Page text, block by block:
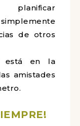
planificar
de otros
está en la
amistades